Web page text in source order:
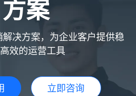
方案
决方案，为企业客户提供稳
效的运营工具
立即咨询